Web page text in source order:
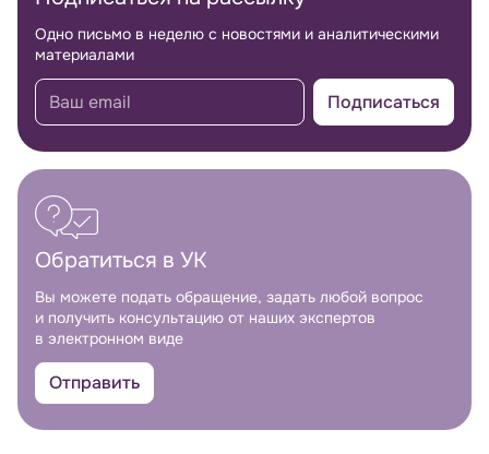
Одно письмо в неделю с новостями и аналитическими
материалами
Подписаться
Обратиться в УК
Вы можете подать обращение, задать любой вопрос
и получить консультацию от наших экспертов
в электронном виде
Отправить